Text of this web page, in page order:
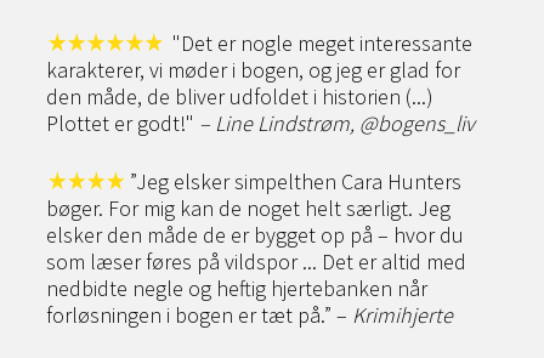
"Det er nogle meget interessante
karakterer, vi møder i bogen, og jeg er glad for
den måde, de bliver udfoldet i historien (...)
Plottet er godt!" – Line Lindstrøm, @bogens_liv
”Jeg elsker simpelthen Cara Hunters
bøger. For mig kan de noget helt særligt. Jeg
elsker den måde de er bygget op på – hvor du
som læser føres på vildspor ... Det er altid med
nedbidte negle og heftig hjertebanken når
forløsningen i bogen er tæt på.” – Krimihjerte